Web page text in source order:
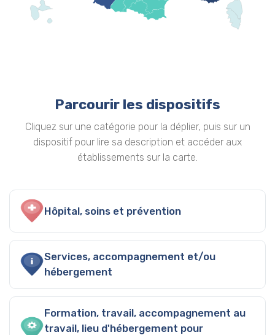
Parcourir les dispositifs
Cliquez sur une catégorie pour la déplier, puis sur un
dispositif pour lire sa description et accéder aux
établissements sur la carte.
Hôpital, soins et prévention
Services, accompagnement et/ou
hébergement
Formation, travail, accompagnement au
travail, lieu d'hébergement pour